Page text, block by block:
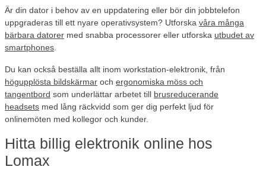
Är din dator i behov av en uppdatering eller bör din jobbtelefon
uppgraderas till ett nyare operativsystem? Utforska våra många
bärbara datorer med snabba processorer eller utforska utbudet av
smartphones
Du kan också beställa allt inom workstation-elektronik, från
högupplösta bildskärmar och ergonomiska möss och
tangentbord som underlättar arbetet till brusreducerande
headsets med lång räckvidd som ger dig perfekt ljud för
onlinemöten med kollegor och kunder.
Hitta billig elektronik online hos
Lomax